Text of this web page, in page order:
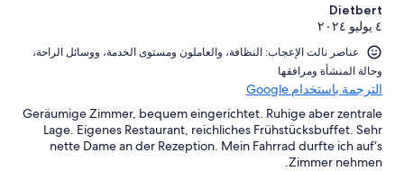
Dietbert
٤ يوليو ٢٠٢٤
عناصر نالت الإعجاب: ⁦النظافة⁩، و⁦العاملون ومستوى الخدمة⁩، و⁦وسائل الراحة⁩،
و⁦حالة المنشأة ومرافقها⁩
الترجمة باستخدام Google
Geräumige Zimmer, bequem eingerichtet. Ruhige aber zentrale
Lage. Eigenes Restaurant, reichliches Frühstücksbuffet. Sehr
nette Dame an der Rezeption. Mein Fahrrad durfte ich auf‘s
Zimmer nehmen.